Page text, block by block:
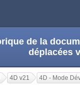
de la
déplacées
4D v21 4D - Mode